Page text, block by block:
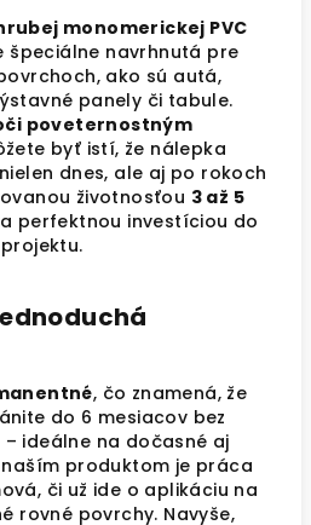
monomerickej PVC
špeciálne navrhnutá pre
ako sú autá,
panely či tabule.
poveternostným
byť istí, že nálepka
dnes, ale aj po rokoch
životnosťou 3 až 5
perfektnou investíciou do
, čo znamená, že
do 6 mesiacov bez
ideálne na dočasné aj
produktom je práca
či už ide o aplikáciu na
rovné povrchy. Navyše,